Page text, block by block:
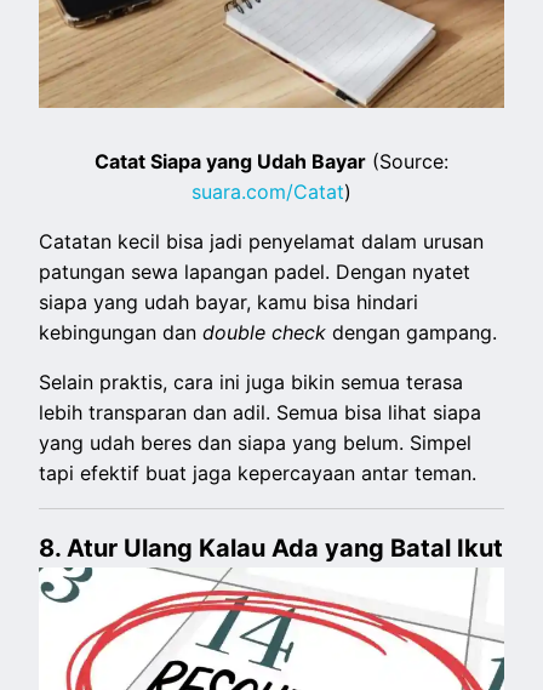
Catat Siapa yang Udah Bayar (Source:
suara.com/Catat)
Catatan kecil bisa jadi penyelamat dalam urusan
patungan sewa lapangan padel. Dengan nyatet
siapa yang udah bayar, kamu bisa hindari
kebingungan dandouble checkdengan gampang.
Selain praktis, cara ini juga bikin semua terasa
lebih transparan dan adil. Semua bisa lihat siapa
yang udah beres dan siapa yang belum. Simpel
tapi efektif buat jaga kepercayaan antar teman.
8. Atur Ulang Kalau Ada yang Batal Ikut